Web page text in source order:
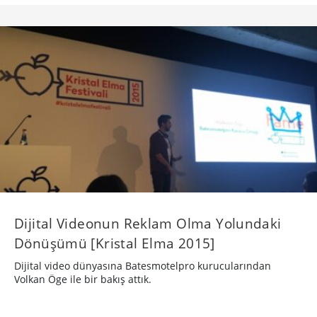
Dijital Videonun Reklam Olma Yolundaki
Dönüşümü [Kristal Elma 2015]
Dijital video dünyasına Batesmotelpro kurucularından
Volkan Öge ile bir bakış attık.